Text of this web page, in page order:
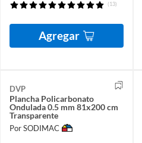
(13)
Agregar
DVP
Plancha Policarbonato
Ondulada 0.5 mm 81x200 cm
Transparente
Por SODIMAC